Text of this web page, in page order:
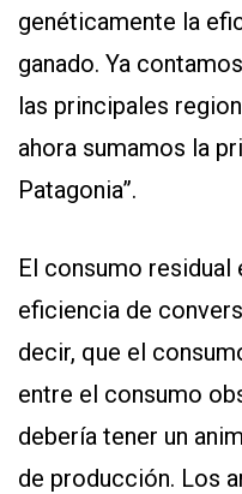
genéticamente la
ganado. Ya
las principales
ahora sumamos la
Patagonia”.
El consumo residual
eficiencia de
decir, que el
entre el consumo
debería tener un
de producción. Los